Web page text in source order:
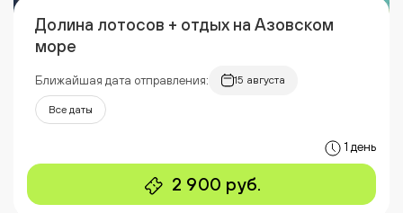
Долина лотосов + отдых на Азовском
море
Ближайшая дата отправления: 15 августа
Все даты
1 день
2 900 руб.